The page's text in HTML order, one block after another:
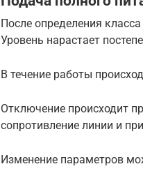
После определения
Уровень нарастает
В течение работы
Отключение происходит
сопротивление линии и
Изменение параметров